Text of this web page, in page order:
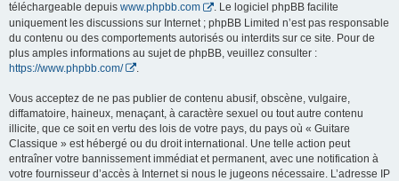
téléchargeable depuis www.phpbb.com
. Le logiciel phpBB facilite
uniquement les discussions sur Internet ; phpBB Limited n’est pas responsable
du contenu ou des comportements autorisés ou interdits sur ce site. Pour de
plus amples informations au sujet de phpBB, veuillez consulter :
https://www.phpbb.com/
Vous acceptez de ne pas publier de contenu abusif, obscène, vulgaire,
diffamatoire, haineux, menaçant, à caractère sexuel ou tout autre contenu
illicite, que ce soit en vertu des lois de votre pays, du pays où « Guitare
Classique » est hébergé ou du droit international. Une telle action peut
entraîner votre bannissement immédiat et permanent, avec une notification à
votre fournisseur d’accès à Internet si nous le jugeons nécessaire. L’adresse IP